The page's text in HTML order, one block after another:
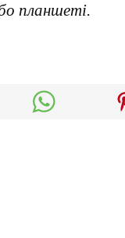
планшеті.